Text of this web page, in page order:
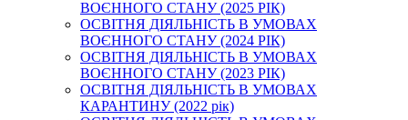
ВОЄННОГО СТАНУ (2025 РІК)
ОСВІТНЯ ДІЯЛЬНІСТЬ В УМОВАХ
ВОЄННОГО СТАНУ (2024 РІК)
ОСВІТНЯ ДІЯЛЬНІСТЬ В УМОВАХ
ВОЄННОГО СТАНУ (2023 РІК)
ОСВІТНЯ ДІЯЛЬНІСТЬ В УМОВАХ
КАРАНТИНУ (2022 рік)